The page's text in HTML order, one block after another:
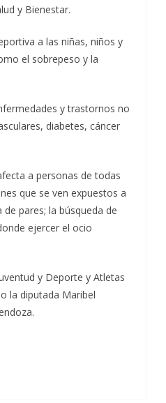
y Bienestar.
a las niñas, niños y
el sobrepeso y la
y trastornos no
diabetes, cáncer
a personas de todas
que se ven expuestos a
pares; la búsqueda de
ejercer el ocio
y Deporte y Atletas
la diputada Maribel